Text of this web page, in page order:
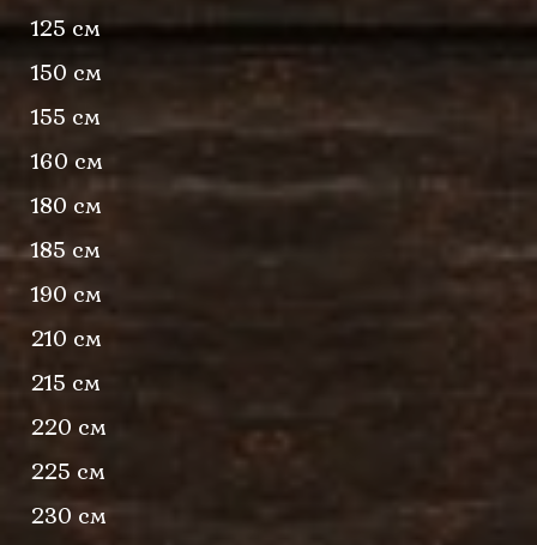
125 см
150 см
155 см
160 см
180 см
185 см
190 см
210 см
215 см
220 см
225 см
230 см